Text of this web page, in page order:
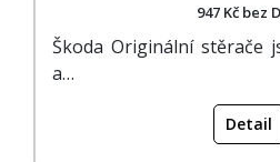
947 Kč bez
Škoda Originální stěrače
a…
Detail